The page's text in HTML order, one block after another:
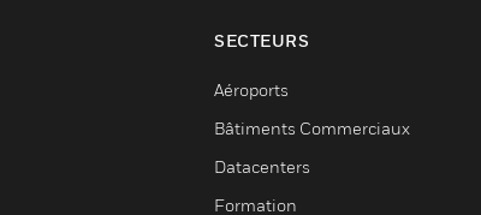
SECTEURS
Aéroports
Bâtiments Commerciaux
Datacenters
Formation